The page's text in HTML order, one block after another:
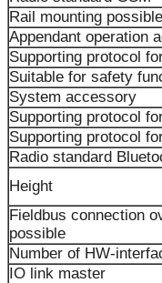
Rail mounting possible
Appendant operation
Supporting protocol
Suitable for safety
System accessory
Supporting protocol
Supporting protocol
Radio standard
Height
Fieldbus connection
possible
Number of HW-
IO link master